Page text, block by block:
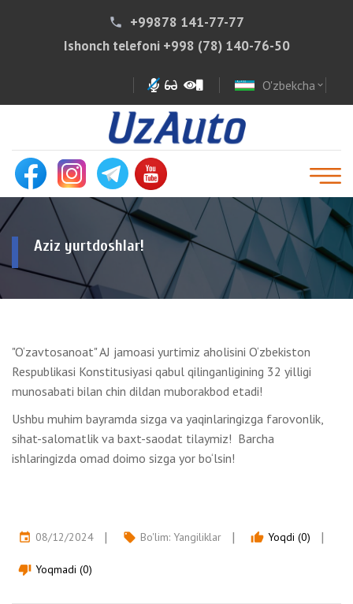
phone
+99878 141-77-77
Ishonch telefoni +998 (78) 140-76-50
O'zbekcha expand_more
Aziz yurtdoshlar!
"O‘zavtosanoat" AJ jamoasi yurtimiz aholisini O‘zbekiston
Respublikasi Konstitusiyasi qabul qilinganligining 32 yilligi
munosabati bilan chin dildan muborakbod etadi!
Ushbu muhim bayramda sizga va yaqinlaringizga farovonlik,
sihat-salomatlik va baxt-saodat tilaymiz! Barcha
ishlaringizda omad doimo sizga yor bo‘lsin!
event 08/12/2024 local_offer Bo'lim: Yangiliklar thumb_up Yoqdi (0)
thumb_down Yoqmadi (0)